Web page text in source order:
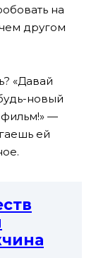
на
другом
«Давай
новый
фильм!» —
ей